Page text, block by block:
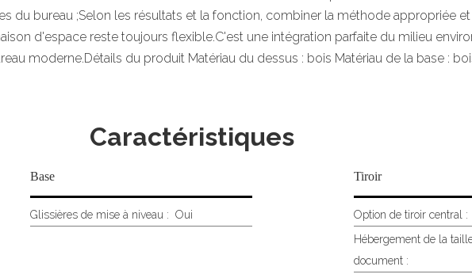
du bureau ;Selon les résultats et la fonction, combiner la méthode appropriée
d'espace reste toujours flexible.C'est une intégration parfaite du milieu
moderne.Détails du produit Matériau du dessus : bois Matériau de la base :
Caractéristiques
Base
Glissières de mise à niveau : Oui
Tiroir
Option de tiroir central :
Hébergement de la
document :